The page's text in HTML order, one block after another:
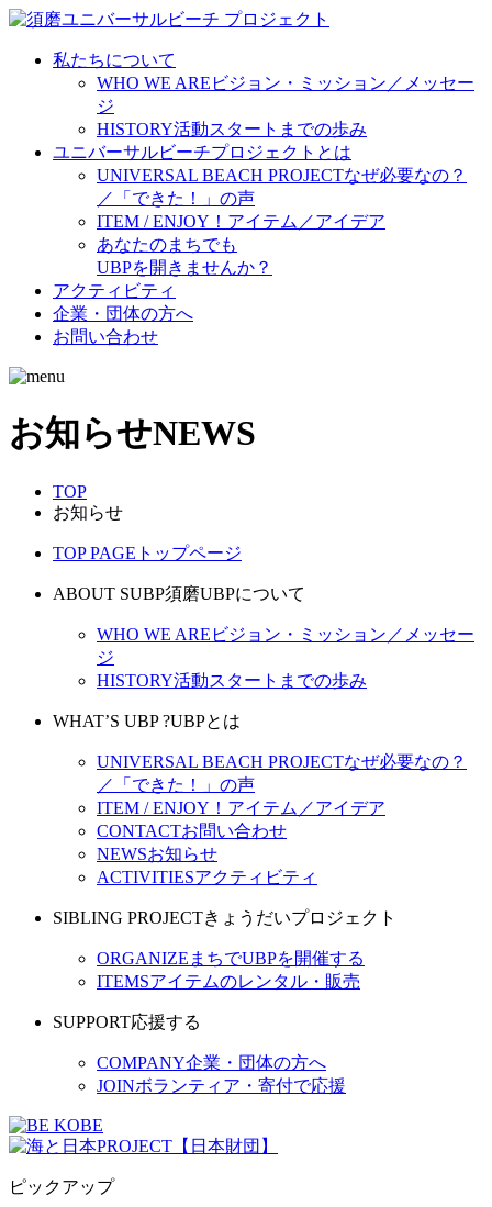
私たちについて
WHO WE ARE ビジョン・ミッション／メッセー
ジ
HISTORY活動スタートまでの歩み
ユニバーサルビーチプロジェクトとは
UNIVERSAL BEACH PROJECTなぜ必要なの？
／「できた！」の声
ITEM / ENJOY！ アイテム／アイデア
あなたのまちでも
UBPを開きませんか？
アクティビティ
企業・団体の方へ
お問い合わせ
お知らせNEWS
TOP
お知らせ
TOP PAGE トップページ
ABOUT SUBP須磨UBPについて
WHO WE ARE ビジョン・ミッション／メッセー
ジ
HISTORY活動スタートまでの歩み
WHAT’S UBP ?UBPとは
UNIVERSAL BEACH PROJECTなぜ必要なの？
／「できた！」の声
ITEM / ENJOY！ アイテム／アイデア
CONTACTお問い合わせ
NEWSお知らせ
ACTIVITIESアクティビティ
SIBLING PROJECTきょうだいプロジェクト
ORGANIZE まちでUBPを開催する
ITEMSアイテムのレンタル・販売
SUPPORT応援する
COMPANY企業・団体の方へ
JOINボランティア・寄付で応援
ピックアップ